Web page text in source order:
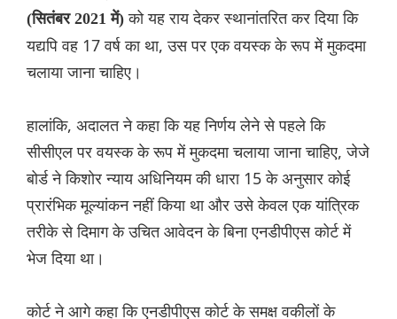
(सितंबर 2021 में)को यह राय देकर स्थानांतरित कर दिया कि
यद्यपि वह 17 वर्ष का था, उस पर एक वयस्क के रूप में मुकदमा
चलाया जाना चाहिए।
हालांकि, अदालत ने कहा कि यह निर्णय लेने से पहले कि
सीसीएल पर वयस्क के रूप में मुकदमा चलाया जाना चाहिए, जेजे
बोर्ड ने किशोर न्याय अधिनियम की धारा 15 के अनुसार कोई
प्रारंभिक मूल्यांकन नहीं किया था और उसे केवल एक यांत्रिक
तरीके से दिमाग के उचित आवेदन के बिना एनडीपीएस कोर्ट में
भेज दिया था।
कोर्ट ने आगे कहा कि एनडीपीएस कोर्ट के समक्ष वकीलों के